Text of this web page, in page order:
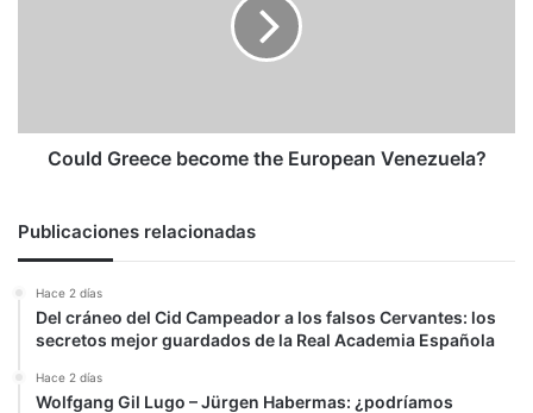
Could Greece become the European Venezuela?
Publicaciones relacionadas
Hace 2 días
Del cráneo del Cid Campeador a los falsos Cervantes: los
secretos mejor guardados de la Real Academia Española
Hace 2 días
Wolfgang Gil Lugo – Jürgen Habermas: ¿podríamos